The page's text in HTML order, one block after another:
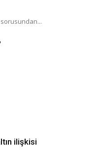
sorusundan...
ilişkisi